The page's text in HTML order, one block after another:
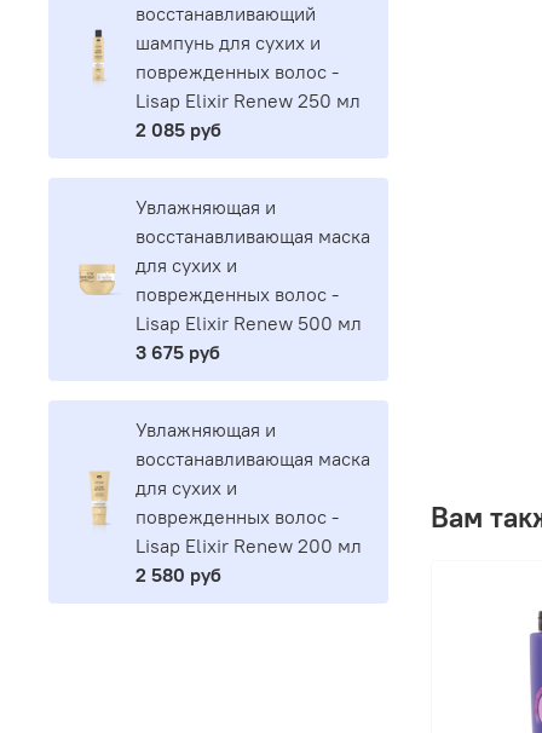
Вам
восстанавливающий
шампунь для сухих и
поврежденных волос -
Lisap Elixir Renew 250 мл
2 085 руб
Увлажняющая и
восстанавливающая маска
для сухих и
поврежденных волос -
Lisap Elixir Renew 500 мл
3 675 руб
Увлажняющая и
восстанавливающая маска
для сухих и
поврежденных волос -
Lisap Elixir Renew 200 мл
2 580 руб